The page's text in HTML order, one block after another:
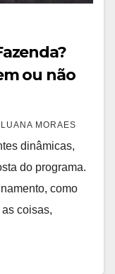
ou não
MORAES
dinâmicas,
do programa.
como
coisas,